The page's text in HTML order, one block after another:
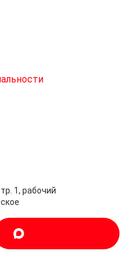
1, рабочий